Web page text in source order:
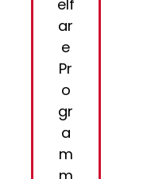
elf
ar
e
Pr
o
gr
a
m